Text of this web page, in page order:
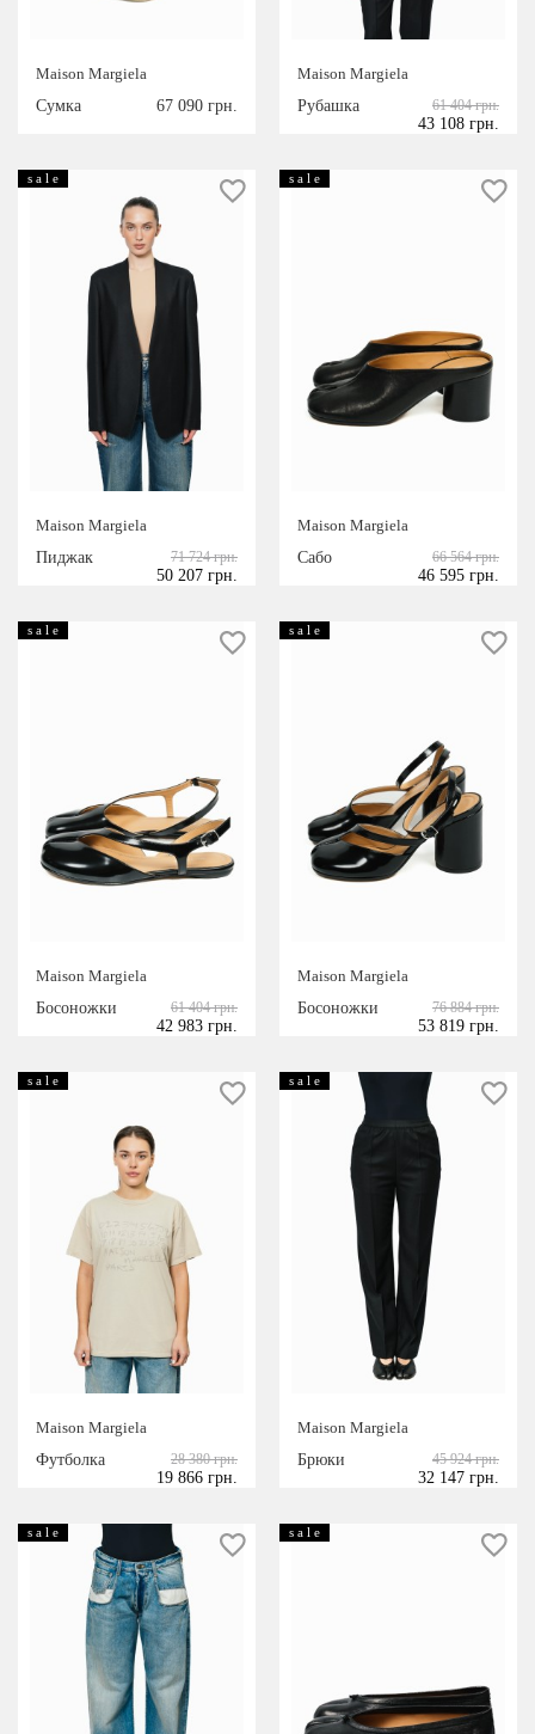
сиреневый
бежевый
Светло-серый
Золотой
Темно-синий/Чёрный
Maison Margiela
Сумка
67 090 грн.
Maison Margiela
Рубашка
61 404 грн.
43 108 грн.
s a l e
Maison Margiela
Пиджак
71 724 грн.
50 207 грн.
s a l e
Maison Margiela
Сабо
66 564 грн.
46 595 грн.
s a l e
Maison Margiela
Босоножки
61 404 грн.
42 983 грн.
s a l e
Maison Margiela
Босоножки
76 884 грн.
53 819 грн.
s a l e
Maison Margiela
Футболка
28 380 грн.
19 866 грн.
s a l e
Maison Margiela
Брюки
45 924 грн.
32 147 грн.
s a l e s a l e